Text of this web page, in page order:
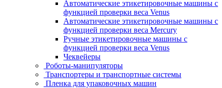
Автоматические этикетировочные машины с
функцией проверки веса Venus
Автоматические этикетировочные машины с
функцией проверки веса Mercury
Ручные этикетировочные машины с
функцией проверки веса Venus
Чеквейеры
Роботы-манипуляторы
Транспортеры и транспортные системы
Пленка для упаковочных машин